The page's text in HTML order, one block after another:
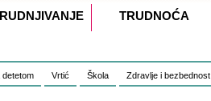
Vrtić Škola Zdravlje i bezbednost
TRUDNOĆA